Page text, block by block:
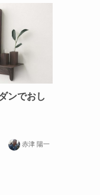
ンでおし
赤津 陽一